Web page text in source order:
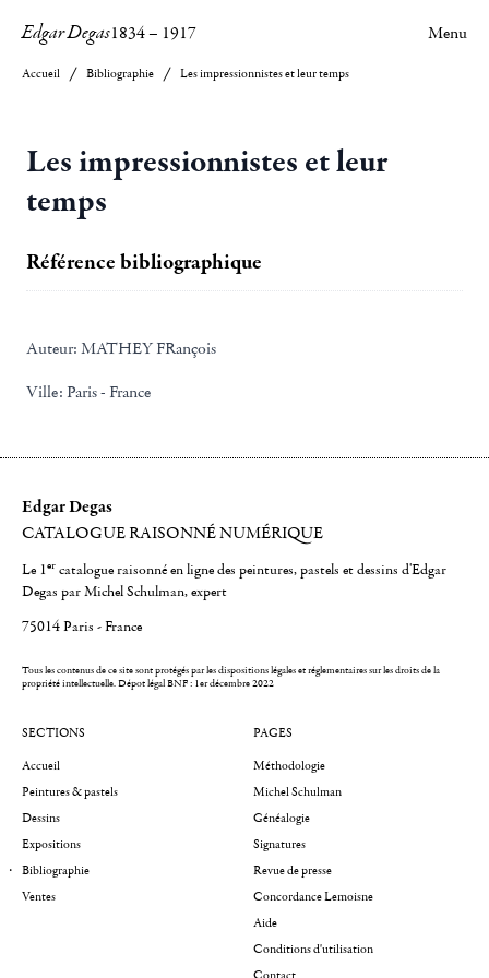
Edgar Degas1834– 1917 Menu
Accueil Bibliographie Les impressionnistes et leur temps
Les impressionnistes et leur
temps
Référence bibliographique
Auteur: MATHEY FRançois
Ville: Paris - France
Edgar Degas
CATALOGUE RAISONNÉ NUMÉRIQUE
Le 1er catalogue raisonné en ligne des peintures, pastels et dessins d'Edgar
Degas par Michel Schulman, expert
75014 Paris - France
Tous les contenus de ce site sont protégés par les dispositions légales et réglementaires sur les droits de la
propriété intellectuelle.Dépot légal BNF : 1er décembre 2022
SECTIONS
Accueil
Peintures & pastels
Dessins
Expositions
Bibliographie
Ventes
PAGES
Méthodologie
Michel Schulman
Généalogie
Signatures
Revue de presse
Concordance Lemoisne
Aide
Conditions d'utilisation